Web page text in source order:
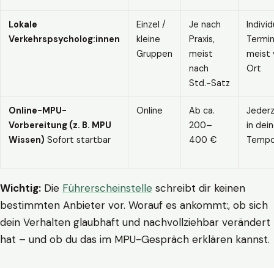
Lokale
Verkehrspsycholog:innen
Einzel /
kleine
Gruppen
Je nach
Praxis,
meist
nach
Std.-Satz
meist
Ort
Online-MPU-
Vorbereitung (z. B. MPU
Wissen) Sofort startbar
Online
Ab ca.
200–
400 €
in
Wichtig: Die Führerscheinstelle schreibt dir keinen
bestimmten Anbieter vor. Worauf es ankommt:, ob sich
dein Verhalten glaubhaft und nachvollziehbar verändert
hat – und ob du das im MPU-Gespräch erklären kannst.